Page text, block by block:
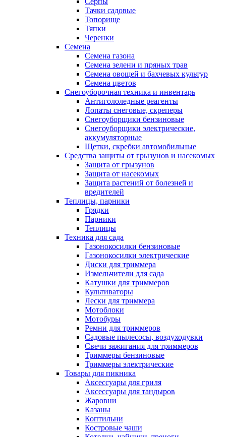
Тачки садовые
Топорище
Тяпки
Черенки
Семена
Семена газона
Семена зелени и пряных трав
Семена овощей и бахчевых культур
Семена цветов
Снегоуборочная техника и инвентарь
Антигололедные реагенты
Лопаты снеговые, скреперы
Снегоуборщики бензиновые
Снегоуборщики электрические,
аккумуляторные
Щетки, скребки автомобильные
Средства защиты от грызунов и насекомых
Защита от грызунов
Защита от насекомых
Защита растений от болезней и
вредителей
Теплицы, парники
Грядки
Парники
Теплицы
Техника для сада
Газонокосилки бензиновые
Газонокосилки электрические
Диски для триммера
Измельчители для сада
Катушки для триммеров
Культиваторы
Лески для триммера
Мотоблоки
Мотобуры
Ремни для триммеров
Садовые пылесосы, воздуходувки
Свечи зажигания для триммеров
Триммеры бензиновые
Триммеры электрические
Товары для пикника
Аксессуары для гриля
Аксессуары для тандыров
Жаровни
Казаны
Коптильни
Костровые чаши